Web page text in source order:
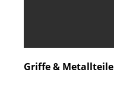
Griffe & Metallteile